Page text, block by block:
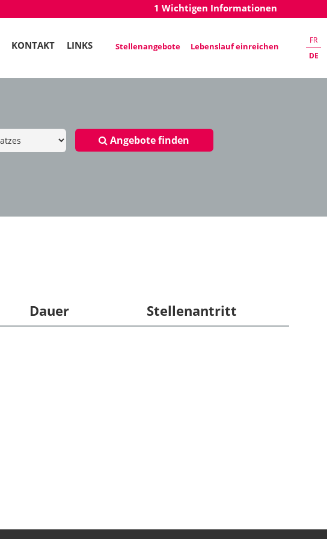
1 Wichtigen Informationen
KONTAKT LINKS Lebenslauf einreichen
Stellenangebote
FR
DE
Angebote finden
Dauer Stellenantritt